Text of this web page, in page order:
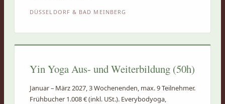
DÜSSELDORF & BAD MEINBERG
Yin Yoga Aus- und Weiterbildung (50h)
Januar – März 2027, 3 Wochenenden, max. 9 Teilnehmer.
Frühbucher 1.008 € (inkl. USt.). Everybodyoga,